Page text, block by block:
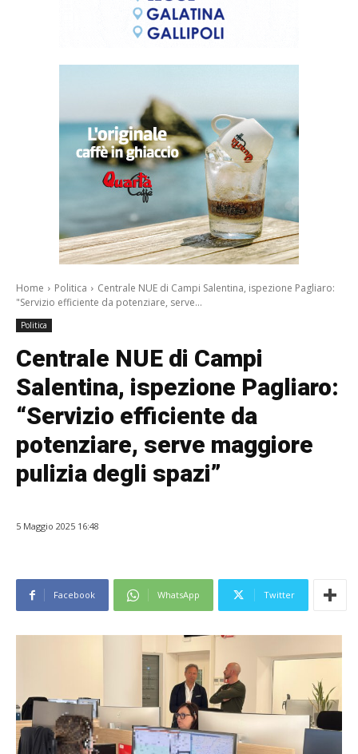
Home Politica
Centrale NUE di Campi Salentina, ispezione Pagliaro:
"Servizio efficiente da potenziare, serve...
Politica
Centrale NUE di Campi
Salentina, ispezione Pagliaro:
“Servizio efficiente da
potenziare, serve maggiore
pulizia degli spazi”
5 Maggio 2025 16:48
Facebook WhatsApp Twitter